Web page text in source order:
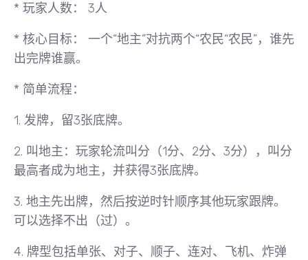
* 玩家人数： 3人
* 核心目标：
一个“地主”对抗两个“农民“农民”，谁先
出完牌谁赢。
* 简单流程：
1. 发牌，留3张底牌。
2. 叫地主：玩家轮流叫分（1分、2分、3分），叫分
最高者成为地主，并获得3张底牌。
3. 地主先出牌，然后按逆时针顺序其他玩家跟牌。
可以选择不出（过）。
4. 牌型包括单张、对子、顺子、连对、飞机、炸弹